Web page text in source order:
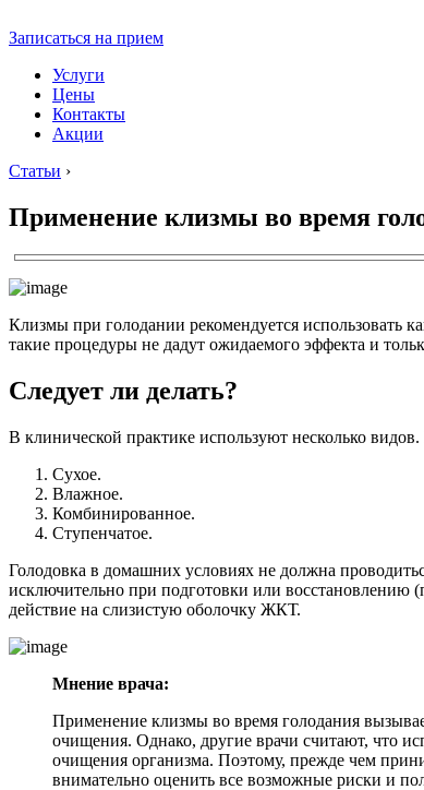
Записаться на прием
Услуги
Цены
Контакты
Акции
Статьи ›
Применение клизмы во время
Клизмы при голодании рекомендуется использовать
такие процедуры не дадут ожидаемого эффекта и
Следует ли делать?
В клинической практике используют несколько
Сухое.
Влажное.
Комбинированное.
Ступенчатое.
Голодовка в домашних условиях не должна
исключительно при подготовки или восстановлению
действие на слизистую оболочку ЖКТ.
Мнение врача:
Применение клизмы во время голодания
очищения. Однако, другие врачи считают, что
очищения организма. Поэтому, прежде чем
внимательно оценить все возможные риски и